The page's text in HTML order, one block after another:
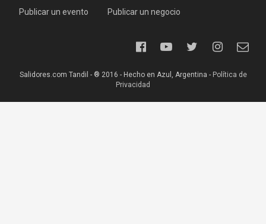
Publicar un evento Publicar un negocio
Salidores.com Tandil - ® 2016 - Hecho en Azul, Argentina - Política de
Privacidad